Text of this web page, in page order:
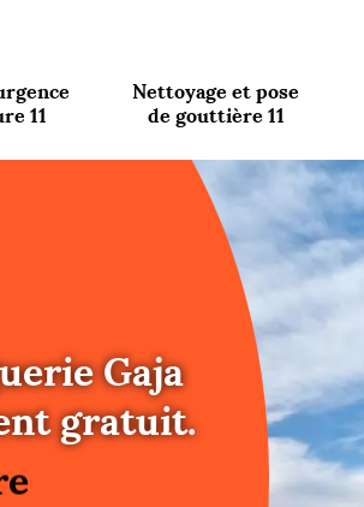
11
Nettoyage et pose
de gouttière 11
Gaja
gratuit.